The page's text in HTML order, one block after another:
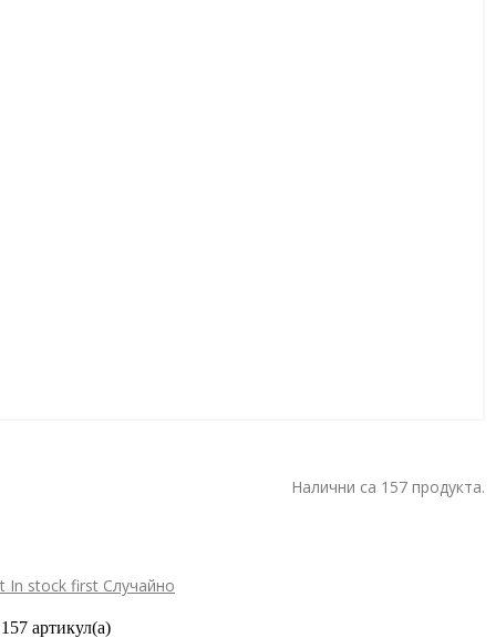
Налични са 157 продукта.
In stock first Случайно
артикул(а)